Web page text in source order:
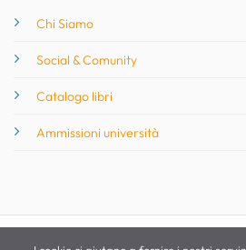
Chi Siamo
Social & Comunity
Catalogo libri
Ammissioni università